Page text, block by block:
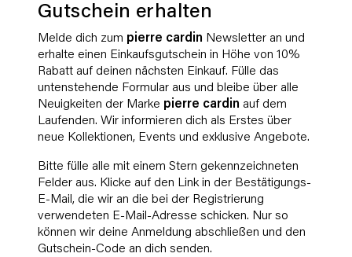
Gutschein erhalten
Melde dich zum pierre cardin Newsletter an und
erhalte einen Einkaufsgutschein in Höhe von 10%
Rabatt auf deinen nächsten Einkauf. Fülle das
untenstehende Formular aus und bleibe über alle
Neuigkeiten der Marke pierre cardin auf dem
Laufenden. Wir informieren dich als Erstes über
neue Kollektionen, Events und exklusive Angebote.
Bitte fülle alle mit einem Stern gekennzeichneten
Felder aus. Klicke auf den Link in der Bestätigungs-
E-Mail, die wir an die bei der Registrierung
verwendeten E-Mail-Adresse schicken. Nur so
können wir deine Anmeldung abschließen und den
Gutschein-Code an dich senden.